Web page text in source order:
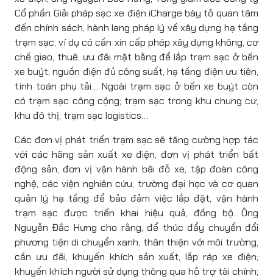
Cổ phần Giải pháp sạc xe điện iCharge bày tỏ quan tâm
đến chính sách, hành lang pháp lý về xây dựng hạ tầng
trạm sạc, ví dụ có cần xin cấp phép xây dựng không, cơ
chế giao, thuê, ưu đãi mặt bằng để lắp trạm sạc ở bến
xe buýt; nguồn điện đủ công suất, hạ tầng điện ưu tiên,
tính toán phụ tải… Ngoài trạm sạc ở bến xe buýt còn
có trạm sạc công cộng; trạm sạc trong khu chung cư,
khu đô thị; trạm sạc logistics…
Các đơn vị phát triển trạm sạc sẽ tăng cường hợp tác
với các hãng sản xuất xe điện, đơn vị phát triển bất
động sản, đơn vị vận hành bãi đỗ xe, tập đoàn công
nghệ, các viện nghiên cứu, trường đại học và cơ quan
quản lý hạ tầng để bảo đảm việc lắp đặt, vận hành
trạm sạc được triển khai hiệu quả, đồng bộ. Ông
Nguyễn Đắc Hưng cho rằng, để thúc đẩy chuyển đổi
phương tiện di chuyển xanh, thân thiện với môi trường,
cần ưu đãi, khuyến khích sản xuất, lắp ráp xe điện;
khuyến khích người sử dụng thông qua hỗ trợ tài chính;